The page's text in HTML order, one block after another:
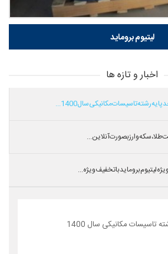
لیتیوم بروماید
اخبار و تازه ها
رشته تاسیسات مکانیکی سال 1400...
طلا،سکه و ارز بصورت آنلاین...
لیتیوم بروماید با تخفیف ویژه...
تاسیسات مکانیکی سال 1400